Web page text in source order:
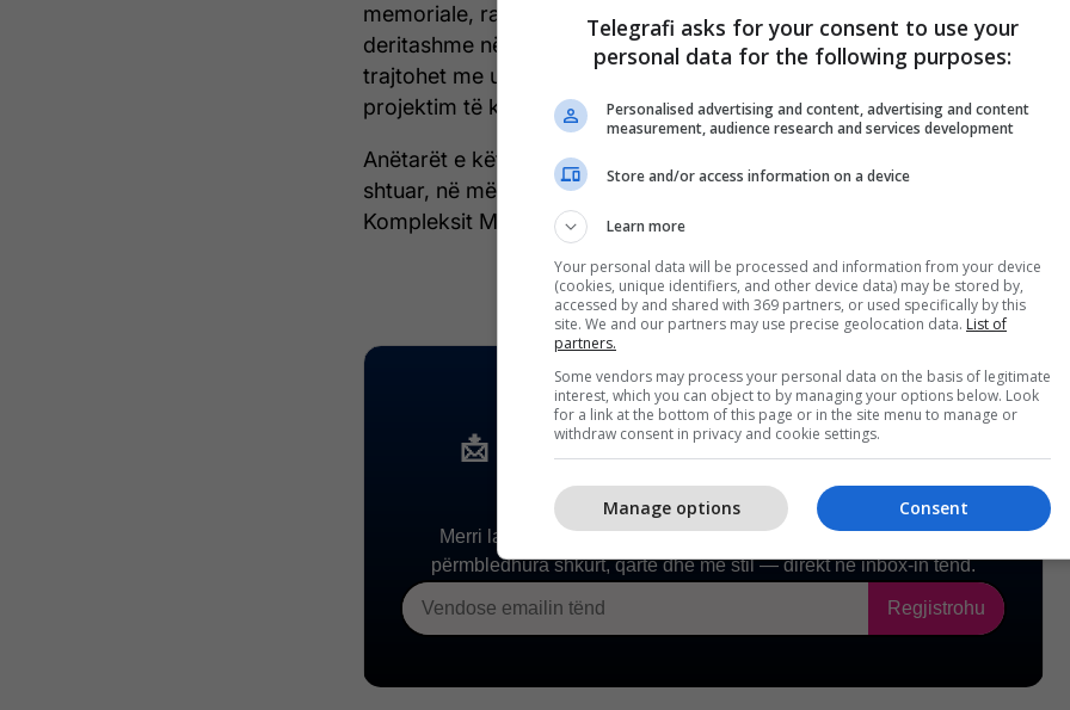
memoriale, raportoi para komitetit për punët dhe investimet e
deritashme në Kompleksin Memorial “Adem Jashari”, si dhe kërkoi të
trajtohet me urgjencë vazhdimi i punimeve në konservim dhe
projektim të këtij kompleksi.
Anëtarët e këtij komisioni u zotuan se do të punojnë me dinamike të
shtuar, në mënyre që sa më parë të nisë konservimi dhe ndërtimi i
Kompleksit Memorial “Adem Jashari”.
Telegrafi asks for your consent to use your
personal data for the following purposes:
Personalised advertising and content, advertising and content
measurement, audience research and services development
Store and/or access information on a device
Learn more
Your personal data will be processed and information from your device
(cookies, unique identifiers, and other device data) may be stored by,
accessed by and shared with 369 partners, or used specifically by this
site. We and our partners may use precise geolocation data. List of
partners.
Some vendors may process your personal data on the basis of legitimate
interest, which you can object to by managing your options below. Look
for a link at the bottom of this page or in the site menu to manage or
withdraw consent in privacy and cookie settings.
Consent
Manage options